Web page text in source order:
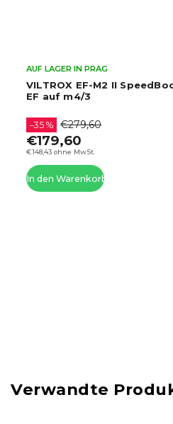
für Canon
Metabones
Běžně do 5 dnů
Verwandte